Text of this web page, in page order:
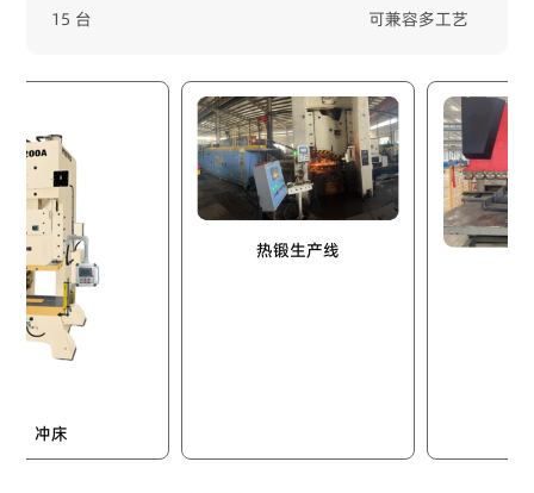
15 台 可兼容多工艺
热锻生产线